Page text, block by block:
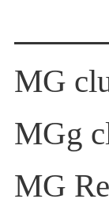
MG
MGg
MG